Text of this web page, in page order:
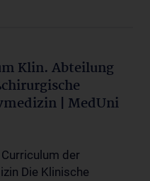
Klin. Abteilung
| MedUni
der
Die Klinische